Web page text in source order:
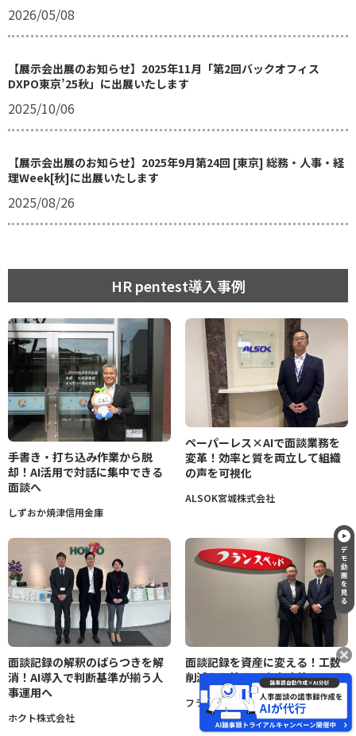
2026/05/08
【展示会出展のお知らせ】2025年11月「第2回バックオフィス
DXPO東京’25秋」に出展いたします
2025/10/06
【展示会出展のお知らせ】2025年9月第24回 [東京] 総務・人事・経
理Week[秋]に出展いたします
2025/08/26
HR pentest導入事例
手書き・打ち込み作業から脱
却！AI活用で対話に集中できる
面談へ
しずおか焼津信用金庫
ペーパーレス×AIで面談業務を
変革！効率と質を両立して組織
の声を可視化
ALSOK宮城株式会社
面談記録の解釈のばらつきを解
消！AI導入で判断基準が揃う人
事運用へ
ホクト株式会社
面談記録を資産に変える！工数
削減から始まる人事改革
フランスベッド株式会社